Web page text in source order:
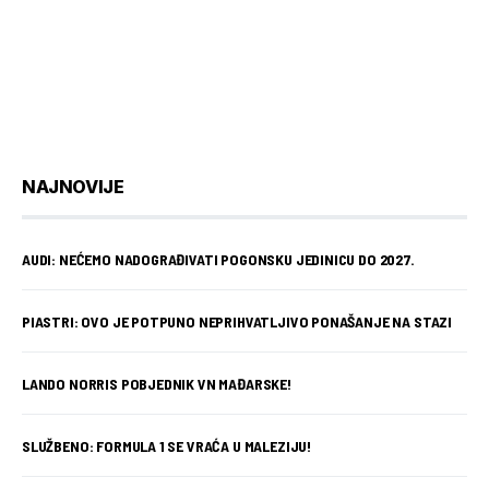
NAJNOVIJE
AUDI: NEĆEMO NADOGRAĐIVATI POGONSKU JEDINICU DO 2027.
PIASTRI: OVO JE POTPUNO NEPRIHVATLJIVO PONAŠANJE NA STAZI
LANDO NORRIS POBJEDNIK VN MAĐARSKE!
SLUŽBENO: FORMULA 1 SE VRAĆA U MALEZIJU!